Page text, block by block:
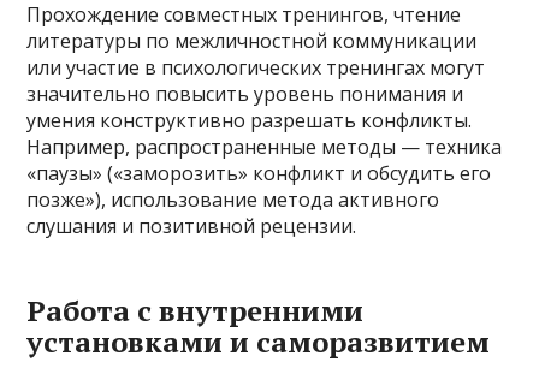
Прохождение совместных тренингов, чтение
литературы по межличностной коммуникации
или участие в психологических тренингах могут
значительно повысить уровень понимания и
умения конструктивно разрешать конфликты.
Например, распространенные методы — техника
«паузы» («заморозить» конфликт и обсудить его
позже»), использование метода активного
слушания и позитивной рецензии.
Работа с внутренними
установками и саморазвитием